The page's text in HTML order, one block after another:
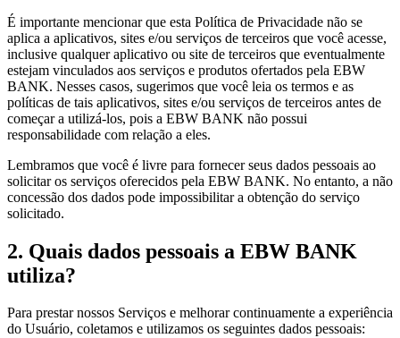
É importante mencionar que esta Política de Privacidade não se
aplica a aplicativos, sites e/ou serviços de terceiros que você acesse,
inclusive qualquer aplicativo ou site de terceiros que eventualmente
estejam vinculados aos serviços e produtos ofertados pela EBW
BANK. Nesses casos, sugerimos que você leia os termos e as
políticas de tais aplicativos, sites e/ou serviços de terceiros antes de
começar a utilizá-los, pois a EBW BANK não possui
responsabilidade com relação a eles.
Lembramos que você é livre para fornecer seus dados pessoais ao
solicitar os serviços oferecidos pela EBW BANK. No entanto, a não
concessão dos dados pode impossibilitar a obtenção do serviço
solicitado.
2. Quais dados pessoais a EBW BANK
utiliza?
Para prestar nossos Serviços e melhorar continuamente a experiência
do Usuário, coletamos e utilizamos os seguintes dados pessoais: